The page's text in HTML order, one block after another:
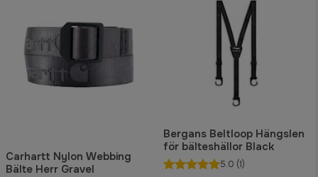
Carhartt Nylon Webbing
Bälte Herr Gravel
Bergans Beltloop Hängslen
för bälteshällor Black
5.0 (1)